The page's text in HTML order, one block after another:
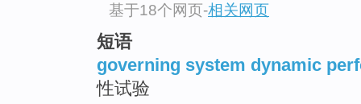
基于18个网页-相关网页
短语
governing system dynamic
性试验